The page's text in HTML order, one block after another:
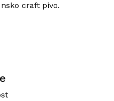
craft pivo.